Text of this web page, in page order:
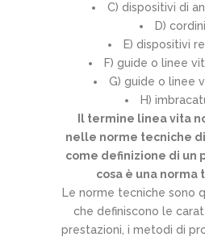
C) dispositivi di
D) cordini
E) dispositivi
F) guide o linee
G) guide o linee
H)
Il termine linea vita
nelle norme tecniche
come definizione di un
cosa è una norma
Le norme tecniche sono
che definiscono le
prestazioni, i metodi di